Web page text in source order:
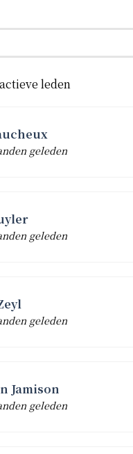
leden
geleden
geleden
geleden
Jamison
geleden